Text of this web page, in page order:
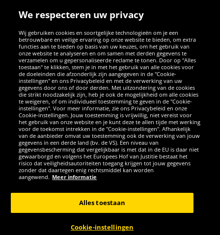
SOCIALE MEDIA
FacebookInstagram
WhatsApp
TikTokTwitterYouTube
APPS
Copyright © 2026 Sportspar GmbH, Gustav-Adolf-Ring 7, 04838 Eilenburg
*Alle prijzen incl. wettelijke btw excl. verzendingskosten en eventueel
kosten voor levering ter plaatse, tenzij anderszins beschreven. 1Huidige
We respecteren uw privacy
Wij gebruiken cookies en soortgelijke technologieën om je een
betrouwbare en veilige ervaring op onze website te bieden, om extra
functies aan te bieden op basis van uw keuzes, om het gebruik van
onze website te analyseren en om samen met derden gegevens te
verzamelen om u gepersonaliseerde reclame te tonen. Door op "Alles
toestaan" te klikken, stem je in met het gebruik van alle cookies voor
de doeleinden die afzonderlijk zijn aangegeven in de "Cookie-
instellingen" en ons Privacybeleid en met de verwerking van uw
gegevens door ons of door derden. Met uitzondering van de cookies
die strikt noodzakelijk zijn, heb je ook de mogelijkheid om alle cookies
te weigeren, of om individueel toestemming te geven in de "Cookie-
instellingen". Voor meer informatie, zie ons Privacybeleid en onze
Cookie-instellingen. Jouw toestemming is vrijwillig, niet vereist voor
het gebruik van onze website en je kunt deze te allen tijde met werking
voor de toekomst intrekken in de "Cookie-instellingen". Afhankelijk
van de aanbieder omvat uw toestemming ook de verwerking van jouw
gegevens in een derde land (bv. de VS). Een niveau van
gegevensbescherming dat vergelijkbaar is met dat in de EU is daar niet
gewaarborgd en volgens het Europees Hof van Justitie bestaat het
risico dat veiligheidsautoriteiten toegang krijgen tot jouw gegevens
zonder dat daartegen enig rechtsmiddel kan worden
aangewend. Meer informatie
Cookie-instellingen
Alles toestaan